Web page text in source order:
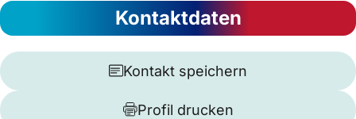
Kontaktdaten
Kontakt speichern
Profil drucken